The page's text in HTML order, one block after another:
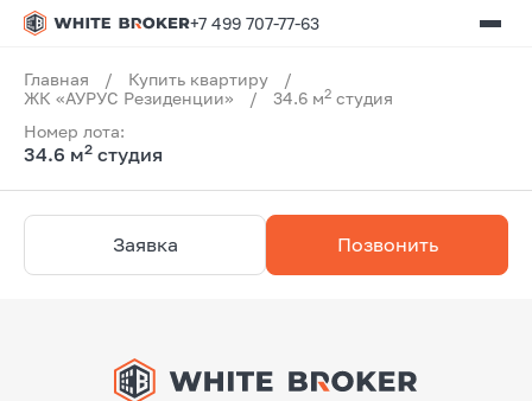
+7 499 707-77-63
Главная / Купить квартиру
/
ЖК «АУРУС Резиденции»
/ 34.6 м2 студия
Номер лота:
34.6 м2 студия
Заявка Позвонить